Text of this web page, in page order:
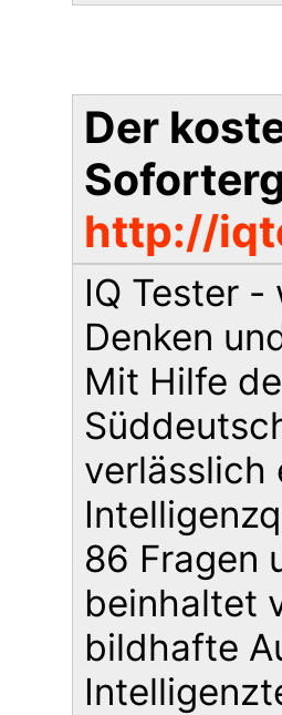
Der
http://
IQ Tester
Denken
Mit Hilfe
verlässlich
86 Fragen
beinhaltet
bildhafte